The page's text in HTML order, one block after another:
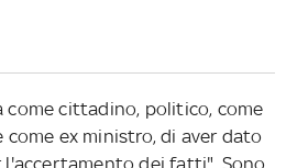
come cittadino, politico, come
ex ministro, di aver dato
dei fatti". Sono